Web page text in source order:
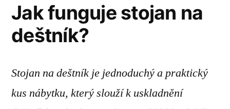
Jak funguje stojan na
deštník?
Stojan na deštník je jednoduchý a praktický
kus nábytku, který slouží k uskladnění